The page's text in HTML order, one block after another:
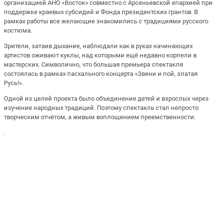
организацией АНО «Восток» совместно с Арсеньевской епархией при
поддержке краевых субсидий и Фонда президентских грантов. В
рамках работы все желающие знакомились с традициями русского
костюма.
Зрители, затаив дыхание, наблюдали как в руках начинающих
артистов оживают куклы, над которыми ещё недавно корпели в
мастерских. Символично, что большая премьера спектакля
состоялась в рамках пасхального концерта «Звени и пой, златая
Русь!».
Одной из целей проекта было объединение детей и взрослых через
изучение народных традиций. Поэтому спектакль стал непросто
творческим отчётом, а живым воплощением преемственности.
.